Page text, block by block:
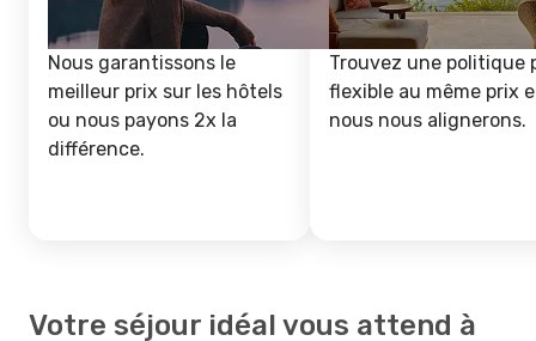
Nous garantissons le
meilleur prix sur les hôtels
ou nous payons 2x la
différence.
Trouvez une politique
flexible au même prix
nous nous alignerons.
Votre séjour idéal vous attend à